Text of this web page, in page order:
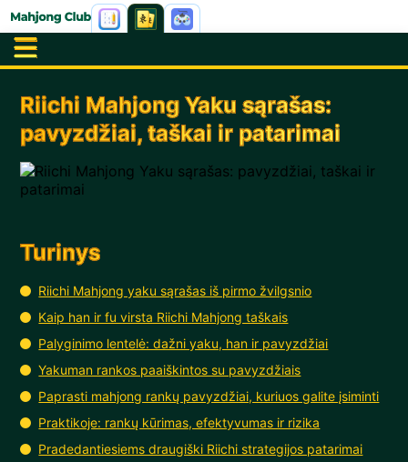
Riichi Mahjong Yaku sąrašas:
pavyzdžiai, taškai ir patarimai
Turinys
Riichi Mahjong yaku sąrašas iš pirmo žvilgsnio
Kaip han ir fu virsta Riichi Mahjong taškais
Palyginimo lentelė: dažni yaku, han ir pavyzdžiai
Yakuman rankos paaiškintos su pavyzdžiais
Paprasti mahjong rankų pavyzdžiai, kuriuos galite įsiminti
Praktikoje: rankų kūrimas, efektyvumas ir rizika
Pradedantiesiems draugiški Riichi strategijos patarimai